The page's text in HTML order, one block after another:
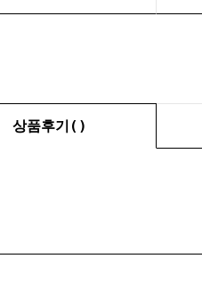
상품후기( )